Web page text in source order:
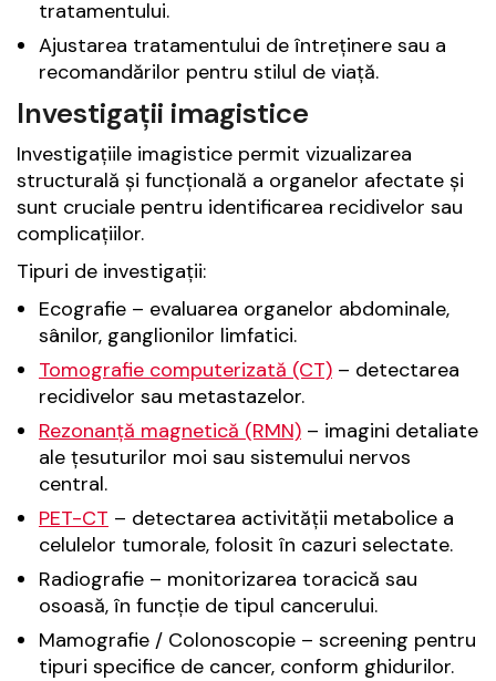
tratamentului.
Ajustarea tratamentului de întreținere sau a
recomandărilor pentru stilul de viață.
Investigații imagistice
Investigațiile imagistice permit vizualizarea
structurală și funcțională a organelor afectate și
sunt cruciale pentru identificarea recidivelor sau
complicațiilor.
Tipuri de investigații:
Ecografie – evaluarea organelor abdominale,
sânilor, ganglionilor limfatici.
Tomografie computerizată (CT) – detectarea
recidivelor sau metastazelor.
Rezonanță magnetică (RMN) – imagini detaliate
ale țesuturilor moi sau sistemului nervos
central.
PET-CT – detectarea activității metabolice a
celulelor tumorale, folosit în cazuri selectate.
Radiografie – monitorizarea toracică sau
osoasă, în funcție de tipul cancerului.
Mamografie / Colonoscopie – screening pentru
tipuri specifice de cancer, conform ghidurilor.